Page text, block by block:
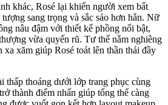
khác, Rosé lại khiến người xem bất
sang trọng và sắc sảo hơn hẳn. Nữ
nâu đậm với thiết kế phồng nổi bật,
vừa quyến rũ. Tư thế nằm nghiêng
xăm giúp Rosé toát lên thần thái đầy
thấp thoáng dưới lớp trang phục cùng
thành điểm nhấn giúp tổng thể càng